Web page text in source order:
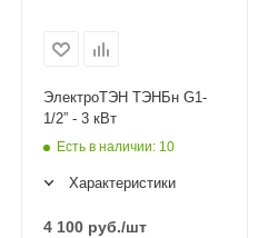
ЭлектроТЭН ТЭНБн G1-
1/2” - 3 кВт
Есть в наличии: 10
Характеристики
4 100 руб./шт